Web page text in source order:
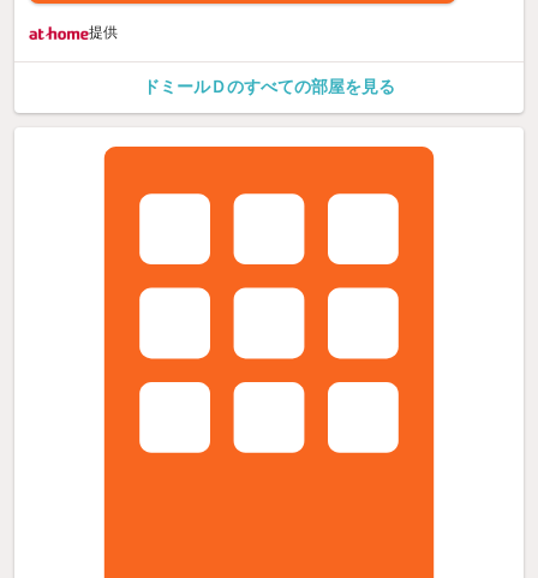
提供
ドミールＤのすべての部屋を見る